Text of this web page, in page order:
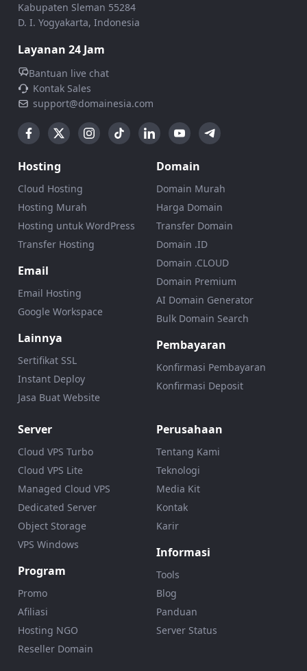
Kabupaten Sleman 55284
D. I. Yogyakarta, Indonesia
Layanan 24 Jam
Bantuan live chat
Kontak Sales
support@domainesia.com
Hosting
Cloud Hosting
Hosting Murah
Hosting untuk WordPress
Transfer Hosting
Email
Email Hosting
Google Workspace
Lainnya
Sertifikat SSL
Instant Deploy
Jasa Buat Website
Domain
Domain Murah
Harga Domain
Transfer Domain
Domain .ID
Domain .CLOUD
Domain Premium
AI Domain Generator
Bulk Domain Search
Pembayaran
Konfirmasi Pembayaran
Konfirmasi Deposit
Server
Cloud VPS Turbo
Cloud VPS Lite
Managed Cloud VPS
Dedicated Server
Object Storage
VPS Windows
Program
Promo
Afiliasi
Hosting NGO
Reseller Domain
Perusahaan
Tentang Kami
Teknologi
Media Kit
Kontak
Karir
Informasi
Tools
Blog
Panduan
Server Status